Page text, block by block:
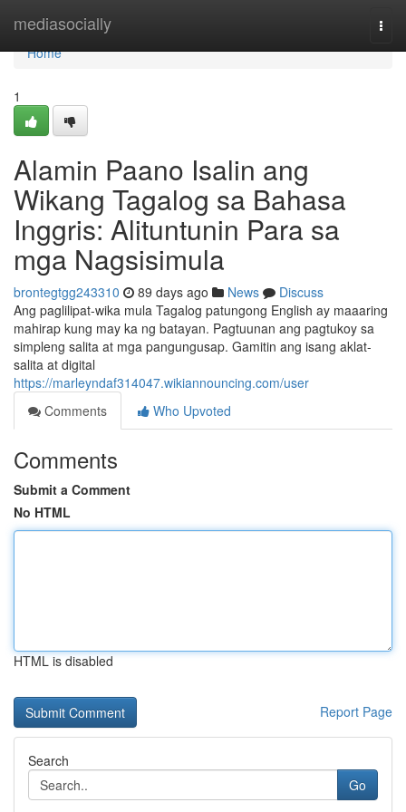
mediasocially
Home
Home
1
Alamin Paano Isalin ang
Wikang Tagalog sa Bahasa
Inggris: Alituntunin Para sa
mga Nagsisimula
brontegtgg243310 89 days ago News
Discuss
Ang paglilipat-wika mula Tagalog patungong English ay maaaring
mahirap kung may ka ng batayan. Pagtuunan ang pagtukoy sa
simpleng salita at mga pangungusap. Gamitin ang isang aklat-
salita at digital
https://marleyndaf314047.wikiannouncing.com/user
Comments
Who Upvoted
Comments
Submit a Comment
No HTML
HTML is disabled
Report Page
Search
Go